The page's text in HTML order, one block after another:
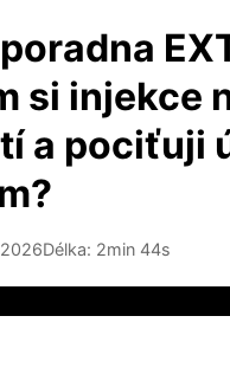
si injekce
a pociťuji
Délka: 2min 44s